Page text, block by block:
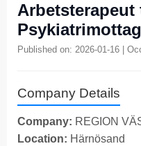
Arbetsterapeut
Published on: 2026-01-16 |
Company Details
Company: REGION
Location: Härnösand